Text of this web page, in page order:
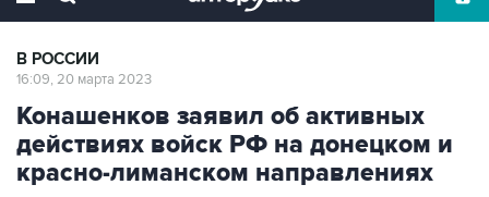
В РОССИИ
16:09, 20 марта 2023
Конашенков заявил об активных
действиях войск РФ на донецком и
красно-лиманском направлениях